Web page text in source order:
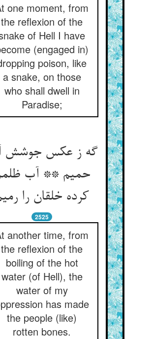
one moment, from
the reflexion of the
of Hell I have
(engaged in)
poison, like
a snake, on those
who shall dwell in
Paradise;
گه ز عکس جوشش
حمیم ** آب
کرده خلقان را
2525
another time, from
the reflexion of the
boiling of the hot
water (of Hell), the
water of my
has made
the people (like)
rotten bones.